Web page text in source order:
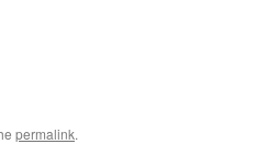
permalink.